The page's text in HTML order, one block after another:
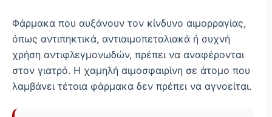
Φάρμακα που αυξάνουν τον κίνδυνο αιμορραγίας,
όπως αντιπηκτικά, αντιαιμοπεταλιακά ή συχνή
χρήση αντιφλεγμονωδών, πρέπει να αναφέρονται
στον γιατρό. Η χαμηλή αιμοσφαιρίνη σε άτομο που
λαμβάνει τέτοια φάρμακα δεν πρέπει να αγνοείται.